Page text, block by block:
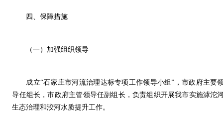
四、保障措施
（一）加强组织领导
成立“石家庄市河流治理达标专项工作领导小组”，市政府主要
导任组长，市政府主管领导任副组长，负责组织开展我市实施滹沱
生态治理和洨河水质提升工作。